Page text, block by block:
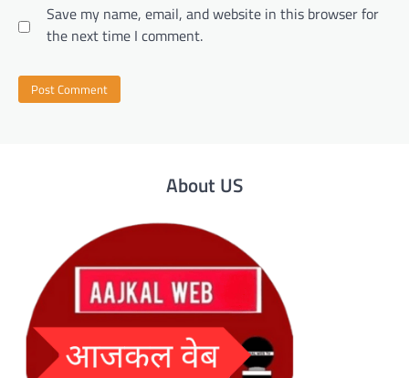
Save my name, email, and website in this browser for
the next time I comment.
About US